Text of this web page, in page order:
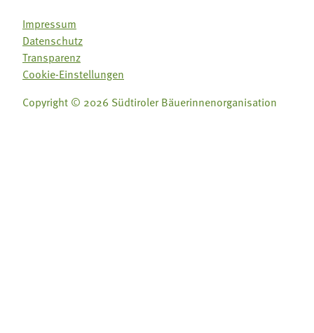
Impressum
Datenschutz
Transparenz
Cookie-Einstellungen
Copyright © 2026 Südtiroler Bäuerinnenorganisation